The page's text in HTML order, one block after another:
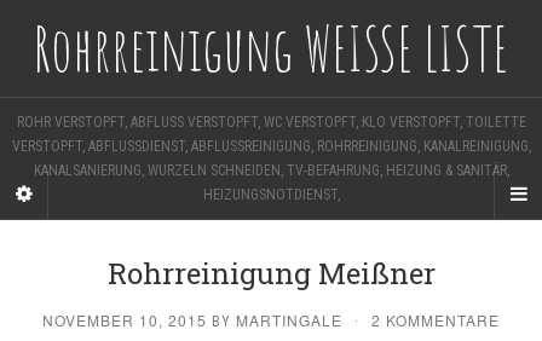
Rohrreinigung WEISSE LISTE
ROHR VERSTOPFT, ABFLUSS VERSTOPFT, WC VERSTOPFT, KLO VERSTOPFT, TOILETTE
VERSTOPFT, ABFLUSSDIENST, ABFLUSSREINIGUNG, ROHRREINIGUNG, KANALREINIGUNG,
KANALSANIERUNG, WURZELN SCHNEIDEN, TV-BEFAHRUNG, HEIZUNG & SANITÄR,
HEIZUNGSNOTDIENST,
Rohrreinigung Meißner
NOVEMBER 10, 2015 BY MARTINGALE · 2 KOMMENTARE